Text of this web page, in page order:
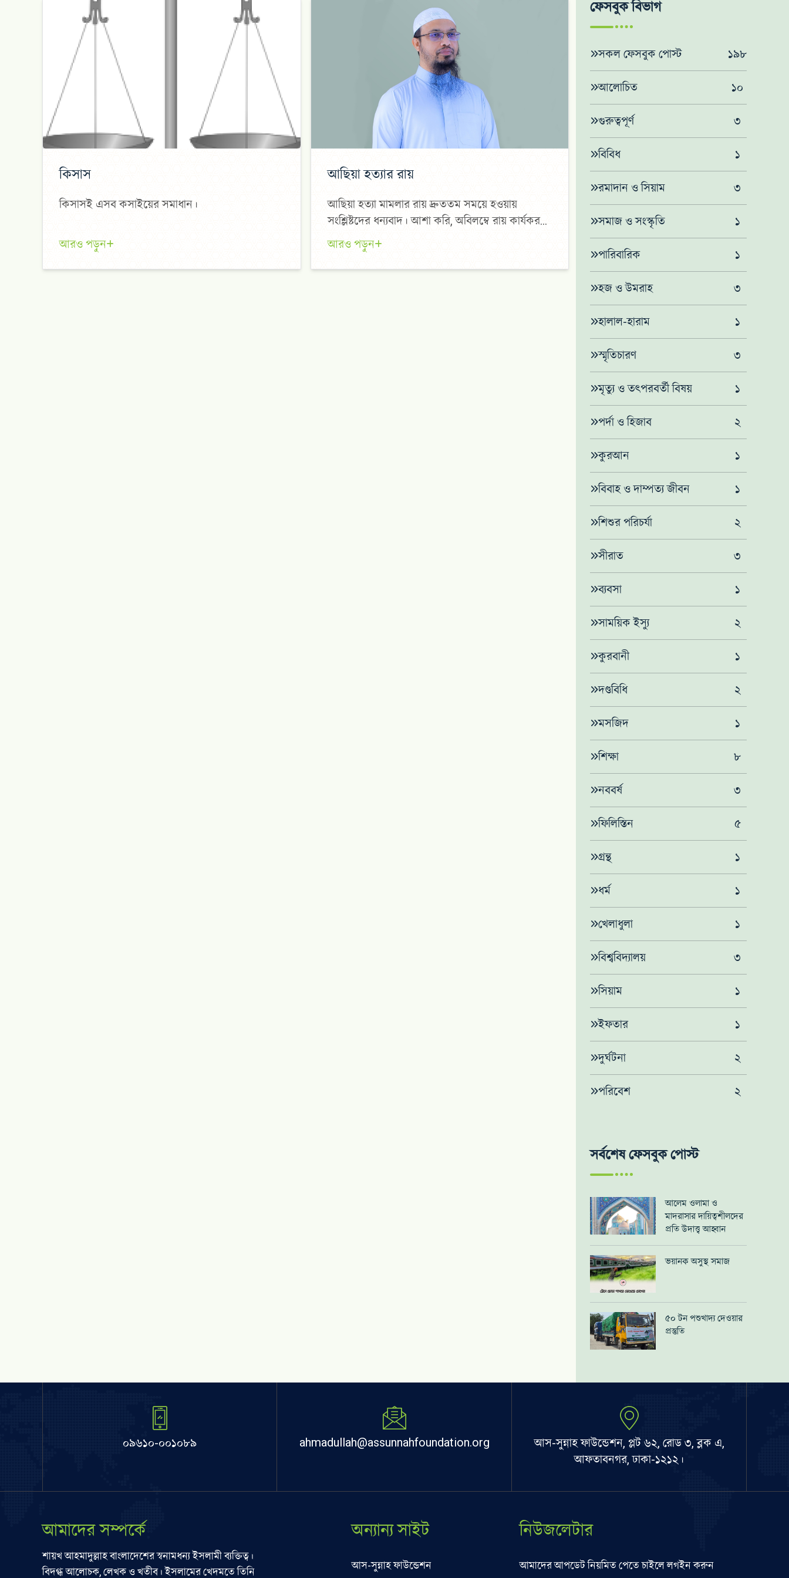
কিসাস
কিসাসই এসব কসাইয়ের সমাধান।
আরও পড়ুন
আছিয়া হত্যার রায়
আছিয়া হত্যা মামলার রায় দ্রুততম সময়ে হওয়ায়
সংশ্লিষ্টদের ধন্যবাদ। আশা করি, অবিলম্বে রায় কার্যকরও
হবে। তবে কেবল হিটু শেখ নয়, প্রভাবশালী আসামীদের
ক্ষেত্রেও একই ধারাবাহিকতা বজায় থাকবে—এই প্রত্যাশা
করি। অপরাধ করে পার পাওয়া যাবে না, এটা বার বার এ
আরও পড়ুন
ফেসবুক বিভাগ
সকল ফেসবুক পোস্ট ১৯৮
আলোচিত ১০
গুরুত্বপূর্ণ ৩
বিবিধ ১
রমাদান ও সিয়াম ৩
সমাজ ও সংস্কৃতি ১
পারিবারিক ১
হজ ও উমরাহ ৩
হালাল-হারাম ১
স্মৃতিচারণ ৩
মৃত্যু ও তৎপরবর্তী বিষয় ১
পর্দা ও হিজাব ২
কুরআন ১
বিবাহ ও দাম্পত্য জীবন ১
শিশুর পরিচর্যা ২
সীরাত ৩
ব্যবসা ১
সাময়িক ইস্যু ২
কুরবানী ১
দণ্ডবিধি ২
মসজিদ ১
শিক্ষা ৮
নববর্ষ ৩
ফিলিস্তিন ৫
গ্রন্থ ১
ধর্ম ১
খেলাধুলা ১
বিশ্ববিদ্যালয় ৩
সিয়াম ১
ইফতার ১
দুর্ঘটনা ২
পরিবেশ ২
সর্বশেষ ফেসবুক পোস্ট
আলেম ওলামা ও
মাদরাসার দায়িত্বশীলদের
প্রতি উদাত্ত্ব আহ্বান
ভয়ানক অসুস্থ সমাজ
৫০ টন পশুখাদ্য দেওয়ার
প্রস্তুতি
০৯৬১০-০০১০৮৯ ahmadullah@assunnahfoundation.org
আস-সুন্নাহ ফাউন্ডেশন, প্লট ৬২, রোড ৩, ব্লক এ,
আফতাবনগর, ঢাকা-১২১২।
আমাদের সম্পর্কে
শায়খ আহমাদুল্লাহ বাংলাদেশের স্বনামধন্য ইসলামী ব্যক্তিত্ব।
বিদগ্ধ আলোচক, লেখক ও খতীব। ইসলামের খেদমতে তিনি
অন্যান্য সাইট
আস-সুন্নাহ ফাউন্ডেশন
নিউজলেটার
আমাদের আপডেট নিয়মিত পেতে চাইলে লগইন করুন